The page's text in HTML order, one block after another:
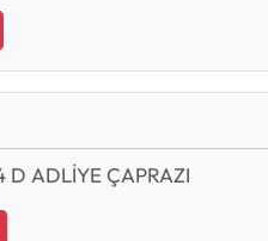
D ADLİYE ÇAPRAZI